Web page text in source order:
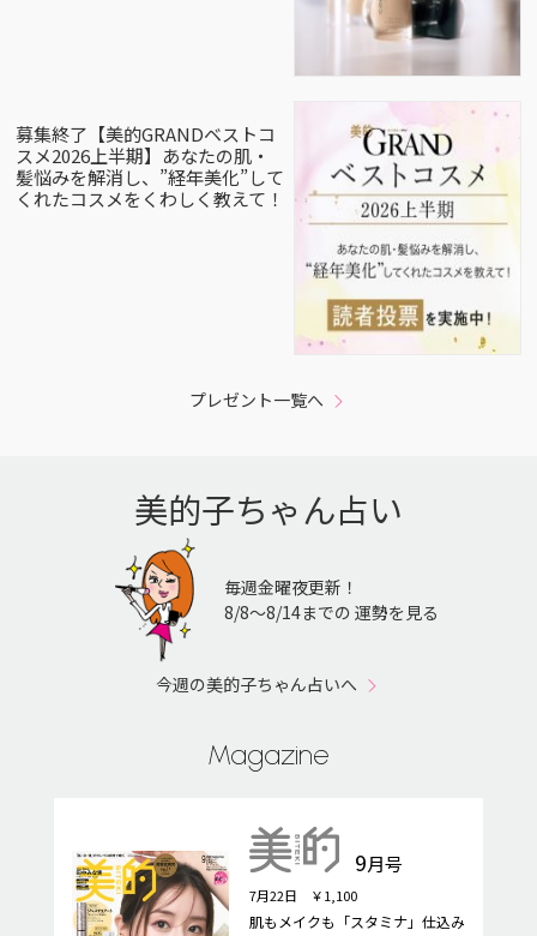
募集終了【美的GRANDベストコ
スメ2026上半期】あなたの肌・
髪悩みを解消し、”経年美化”して
くれたコスメをくわしく教えて！
プレゼント一覧へ
美的子ちゃん占い
毎週金曜夜更新！
8/8〜8/14までの 運勢を見る
今週の美的子ちゃん占いへ
Magazine
9月号
7月22日 ￥1,100
肌もメイクも「スタミナ」仕込み